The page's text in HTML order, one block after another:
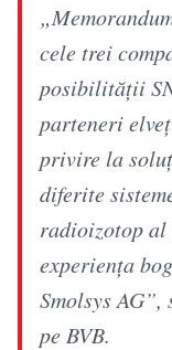
cele trei
posibilităţii
parteneri
privire la
diferite
radioizotop
experienţa
Smolsys AG”,
pe BVB.